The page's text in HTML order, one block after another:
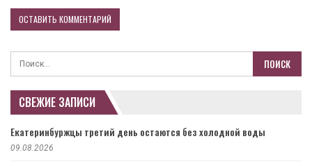
СВЕЖИЕ ЗАПИСИ
Екатеринбуржцы третий день остаются без холодной воды
09.08.2026